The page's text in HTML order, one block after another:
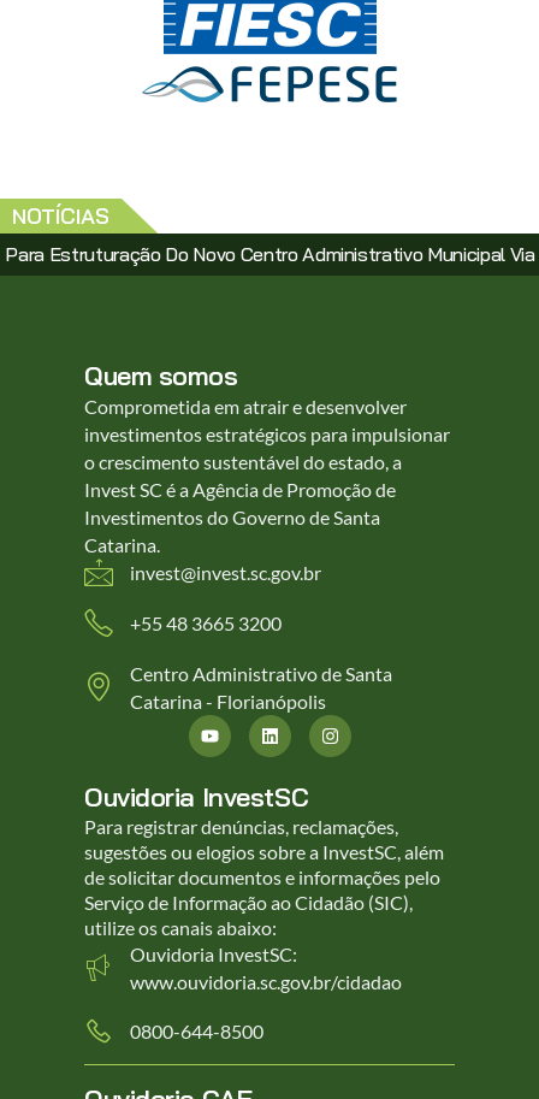
NOTÍCIAS
Do Novo Centro Administrativo Municipal Via PPP
Quem somos
Comprometida em atrair e desenvolver
investimentos estratégicos para impulsionar
o crescimento sustentável do estado, a
Invest SC é a Agência de Promoção de
Investimentos do Governo de Santa
Catarina.
invest@invest.sc.gov.br
+55 48 3665 3200
Centro Administrativo de Santa
Catarina - Florianópolis
Ouvidoria InvestSC
Para registrar denúncias, reclamações,
sugestões ou elogios sobre a InvestSC, além
de solicitar documentos e informações pelo
Serviço de Informação ao Cidadão (SIC),
utilize os canais abaixo:
Ouvidoria InvestSC:
www.ouvidoria.sc.gov.br/cidadao
0800-644-8500